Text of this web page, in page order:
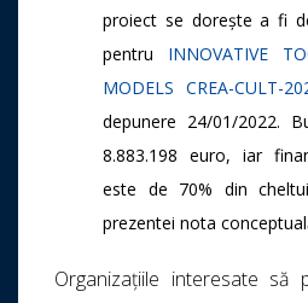
proiect se dorește a fi
pentru INNOVATIVE
MODELS CREA-CULT-
depunere 24/01/2022.
8.883.198 euro, iar
este de 70% din
prezentei nota
Organizațiile interesate să